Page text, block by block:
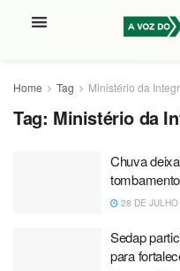
Home Tag Ministério da
Tag: Ministério da
Chuva
28 DE
Sedap
para